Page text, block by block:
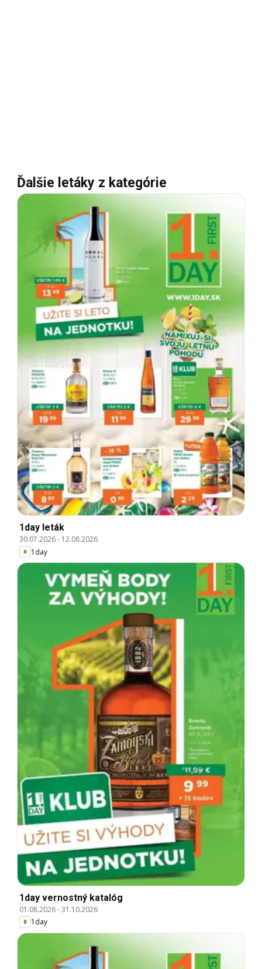
Ďalšie letáky z kategórie
1day leták
30.07.2026- 12.08.2026
1day
1day vernostný katalóg
01.08.2026-31.10.2026
1day